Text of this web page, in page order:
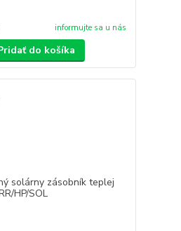
informujte sa u nás
do košíka